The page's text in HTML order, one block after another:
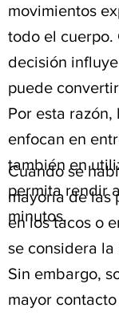
movimientos
todo el cuerpo.
decisión
puede
Por esta
enfocan en
también en
permita rendir
minutos.
Cuando se
mayoría de las
en los tacos o
se considera
Sin embargo,
mayor